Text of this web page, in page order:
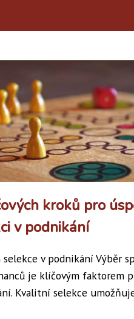
kroků pro
v podnikání
selekce v podnikání Výběr
je klíčovým faktorem
Kvalitní selekce